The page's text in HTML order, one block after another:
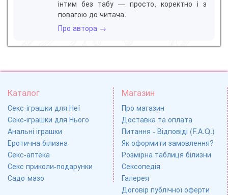
інтим без табу — просто, коректно і з
повагою до читача.
Про автора →
Каталог
Секс-іграшки для Неї
Секс-іграшки для Нього
Анальні іграшки
Еротична білизна
Секс-аптека
Секс приколи-подарунки
Садо-мазо
Магазин
Про магазин
Доставка та оплата
Питання - Відповіді (F.A.Q.)
Як оформити замовлення?
Розмірна таблиця білизни
Сексопедія
Галерея
Договір публічної оферти